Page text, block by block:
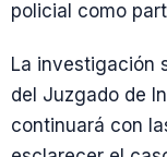
policial como
La investigación
del Juzgado de
continuará con